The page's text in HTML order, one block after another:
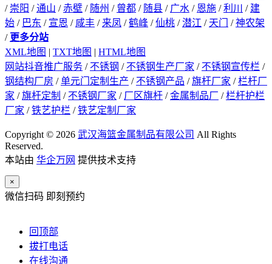
/ 崇阳 /通山 /赤壁 / 随州 / 曾都 / 随县 / 广水 / 恩施 /利川 / 建
始 / 巴东 / 宣恩 / 咸丰 / 来凤 /鹤峰 /仙桃 /潜江 / 天门 /神农架
/ 更多分站
XML地图 | TXT地图 | HTML地图
网站抖音推广服务 / 不锈钢 / 不锈钢生产厂家 / 不锈钢宣传栏 /
钢结构厂房 /单元门定制生产 / 不锈钢产品 /旗杆厂家 /栏杆厂
家 /旗杆定制 / 不锈钢厂家 / 厂区旗杆 /金属制品厂 /栏杆护栏
厂家 /铁艺护栏 /铁艺定制厂家
Copyright © 2026 武汉海篮金属制品有限公司 All Rights
Reserved.
本站由 华企万网 提供技术支持
×
微信扫码 即刻预约
回顶部
拔打电话
在线沟通